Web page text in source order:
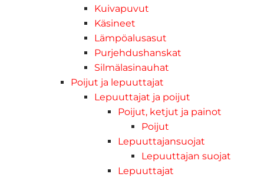
Kuivapuvut
Käsineet
Lämpöalusasut
Purjehdushanskat
Silmälasinauhat
Poijut ja lepuuttajat
Lepuuttajat ja poijut
Poijut, ketjut ja painot
Poijut
Lepuuttajansuojat
Lepuuttajan suojat
Lepuuttajat